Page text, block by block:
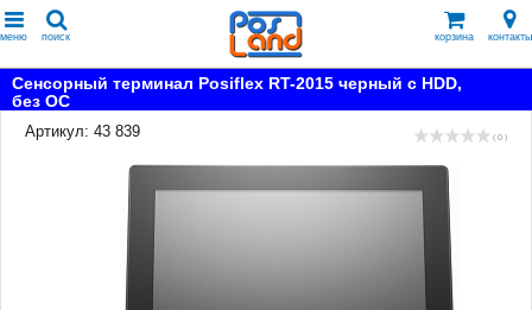
меню поиск корзина контакты
Сенсорный терминал Posiflex RT-2015 черный c HDD,
без ОС
Артикул: 43 839
( 0 )